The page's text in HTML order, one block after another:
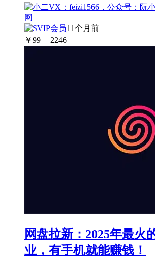
11个月前
￥99 2246
网盘拉新：2025年最火
业，有手机就能赚钱！